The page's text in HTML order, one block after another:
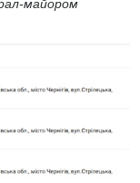
майором